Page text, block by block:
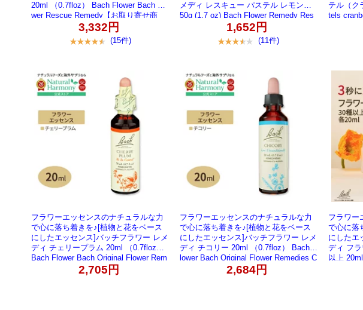
20ml （0.7floz） Bach Flower Bach Flo
wer Rescue Remedy【お取り寄せ商
3,332円
(15件)
メディ レスキュー パステル レモン味
50g (1.7 oz) Bach Flower Remedy Res
cue Pastels Lemon タブレット【お取
1,652円
(11件)
テル（ク
tels
フラワーエッセンスのナチュラルな力
で心に落ち着きを♪[植物と花をベース
にしたエッセンス]バッチフラワー レメ
ディ チェリープラム 20ml （0.7floz）
Bach Flower Bach Original Flower Rem
edies Cherry Plum 0.7 fl oz（20 ml）
【お取り寄せ商品】
2,705円
フラワーエッセンスのナチュラルな力
で心に落ち着きを♪[植物と花をベース
にしたエッセンス]バッチフラワー レメ
ディ チコリー 20ml （0.7floz） Bach F
lower Bach Original Flower Remedies C
hicory 0.7 fl oz (20 ml)【お取り寄せ商
2,684円
フラワー
で心に落
にしたエ
ディ フ
以上
h
0 ml）